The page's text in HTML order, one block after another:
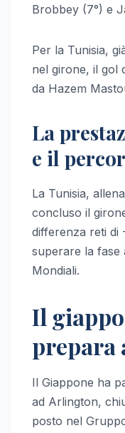
Brobbey (7°) e
Per la Tunisia,
nel girone, il gol
da Hazem
La
e il
La Tunisia,
concluso il
differenza reti di
superare la fase
Mondiali.
Il
prepara
Il Giappone ha
ad Arlington,
posto nel